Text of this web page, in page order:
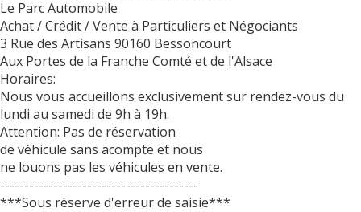
Le Parc Automobile
Achat / Crédit / Vente à Particuliers et Négociants
3 Rue des Artisans 90160 Bessoncourt
Aux Portes de la Franche Comté et de l'Alsace
Horaires:
Nous vous accueillons exclusivement sur rendez-vous du
lundi au samedi de 9h à 19h.
Attention: Pas de réservation
de véhicule sans acompte et nous
ne louons pas les véhicules en vente.
-----------------------------------------
***Sous réserve d'erreur de saisie***